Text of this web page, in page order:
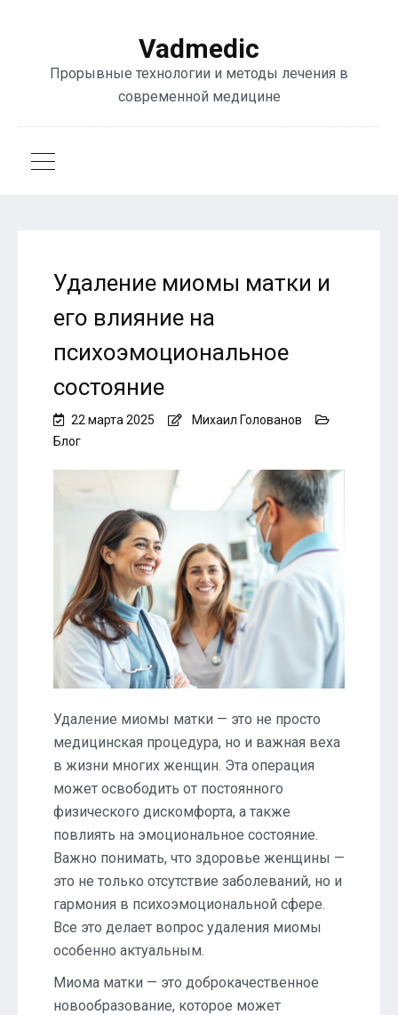
Vadmedic
Прорывные технологии и методы лечения в
современной медицине
Удаление миомы матки и
его влияние на
психоэмоциональное
состояние
22 марта 2025
Михаил Голованов
Блог
Удаление миомы матки — это не просто
медицинская процедура, но и важная веха
в жизни многих женщин. Эта операция
может освободить от постоянного
физического дискомфорта, а также
повлиять на эмоциональное состояние.
Важно понимать, что здоровье женщины —
это не только отсутствие заболеваний, но и
гармония в психоэмоциональной сфере.
Все это делает вопрос удаления миомы
особенно актуальным.
Миома матки — это доброкачественное
новообразование, которое может